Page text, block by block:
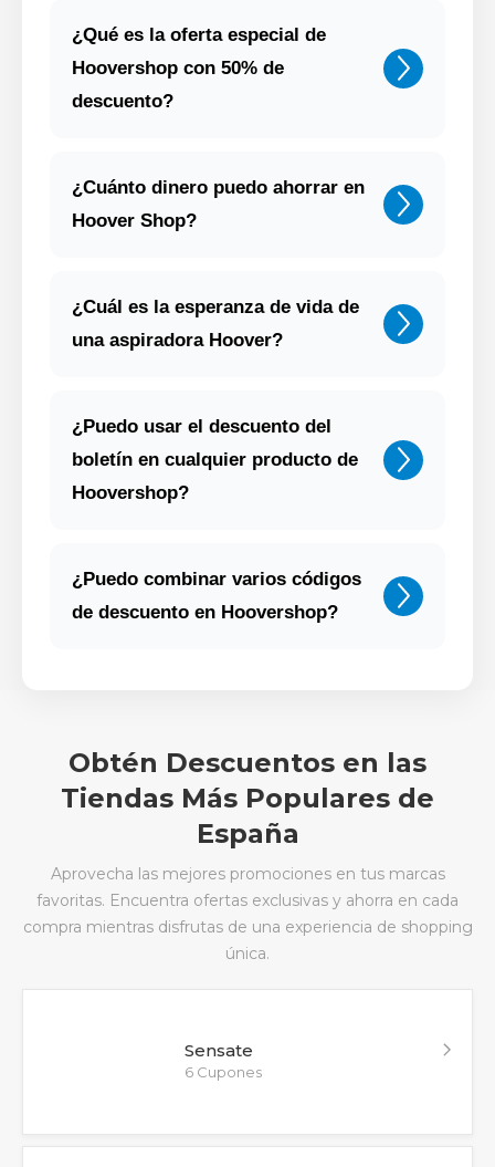
¿Qué es la oferta especial de
Hoovershop con 50% de
descuento?
¿Cuánto dinero puedo ahorrar en
Hoover Shop?
¿Cuál es la esperanza de vida de
una aspiradora Hoover?
¿Puedo usar el descuento del
boletín en cualquier producto de
Hoovershop?
¿Puedo combinar varios códigos
de descuento en Hoovershop?
Obtén Descuentos en las
Tiendas Más Populares de
España
Aprovecha las mejores promociones en tus marcas
favoritas. Encuentra ofertas exclusivas y ahorra en cada
compra mientras disfrutas de una experiencia de shopping
única.
Sensate
6 Cupones